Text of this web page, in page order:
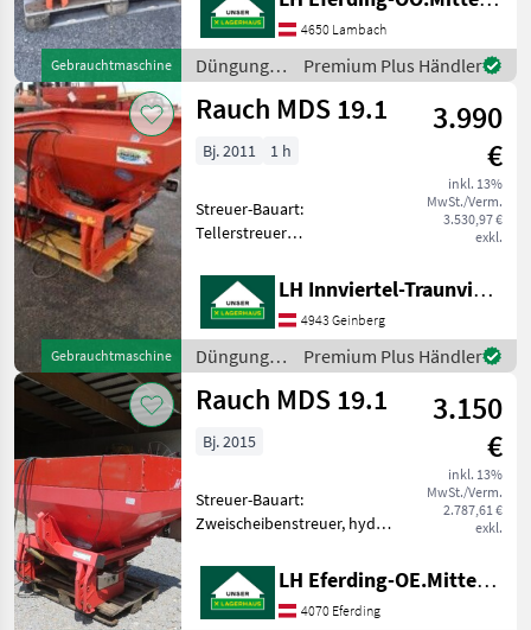
Gebrauchtmaschine
Grenzstreueinrichtung,
Streumengenverstellung
GW, mech.
Grenzstreueinrichting, Hydr.
Schieberbetätigung mit
2DW Z
4650 Lambach
Düngung
und
Beregnung
Premium Plus Händler
Gebrauchtmaschine
Rauch MDS 19.1
3.990
€
inkl. 13%
MwSt./Verm.
3.530,97 €
exkl.
Bj. 2011 1 h
Streuer-Bauart:
Tellerstreuer
Gebrauchtmaschine
Düngung und Beregnung
Mineraldüngerstreuer/Wiegestreuer
LH Innviertel-Traunviertel-Urfahr eGen, Geinberg
4943 Geinberg
Düngung
und
Beregnung
Premium Plus Händler
Rauch MDS 19.1
3.150
€
inkl. 13%
MwSt./Verm.
2.787,61 €
exkl.
Bj. 2015
Streuer-Bauart:
Zweischeibenstreuer, hydr.
M433 Behälteraufsatz,
Beleuchtung Düngung und
Beregnung
LH Eferding-OE.Mitte, Eferding
4070 Eferding